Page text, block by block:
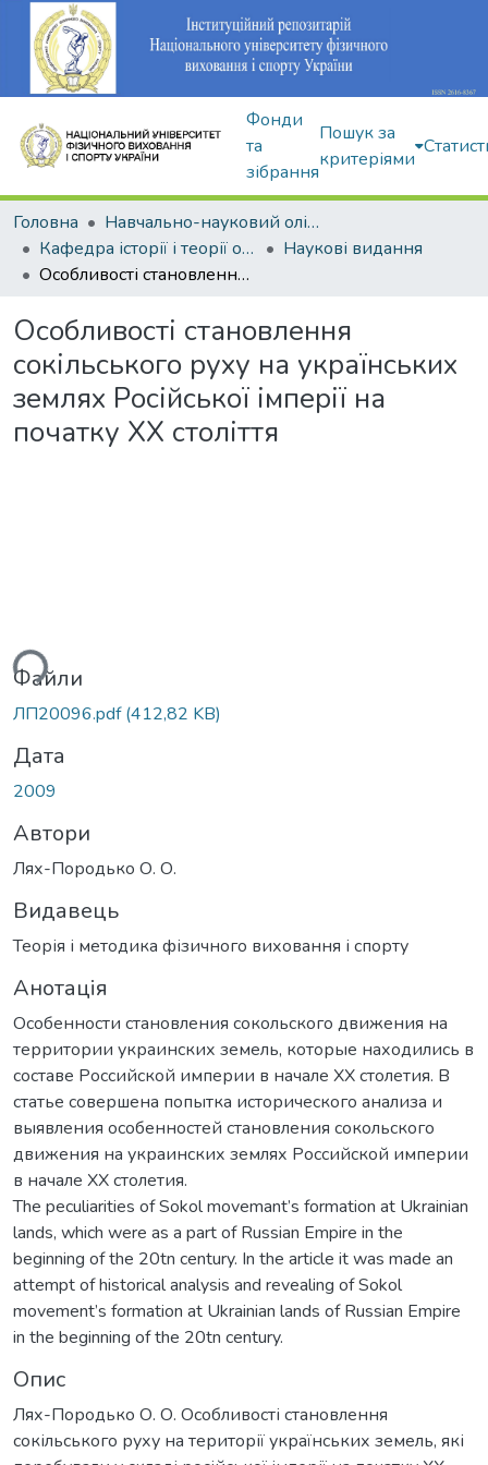
Фонди
та
зібрання
Пошук за
критеріями
Головна
Навчально-науковий олімпійський інститут
Кафедра історії і теорії олімпійського спорту
Наукові видання
Особливості становлення сокільського руху на українських землях Російської імперії на початку XX століття
Особливості становлення
сокільського руху на українських
землях Російської імперії на
початку XX століття
Файли
ЛП20096.pdf(412,82 KB)
Дата
2009
Автори
Лях-Породько О. О.
Видавець
Теорія і методика фізичного виховання і спорту
Анотація
Особенности становления сокольского движения на
территории украинских земель, которые находились в
составе Российской империи в начале XX столетия. В
статье совершена попытка исторического анализа и
выявления особенностей становления сокольского
движения на украинских землях Российской империи
в начале XX столетия.
The peculiarities of Sokol movemant’s formation at Ukrainian
lands, which were as a part of Russian Empire in the
beginning of the 20tn century. In the article it was made an
attempt of historical analysis and revealing of Sokol
movement’s formation at Ukrainian lands of Russian Empire
in the beginning of the 20tn century.
Опис
Лях-Породько О. О. Особливості становлення
сокільського руху на території українських земель, які